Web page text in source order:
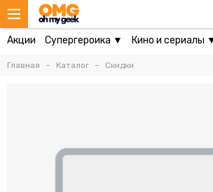
Акции Супергероика ▼ Кино и сериалы
Главная Каталог Скидки